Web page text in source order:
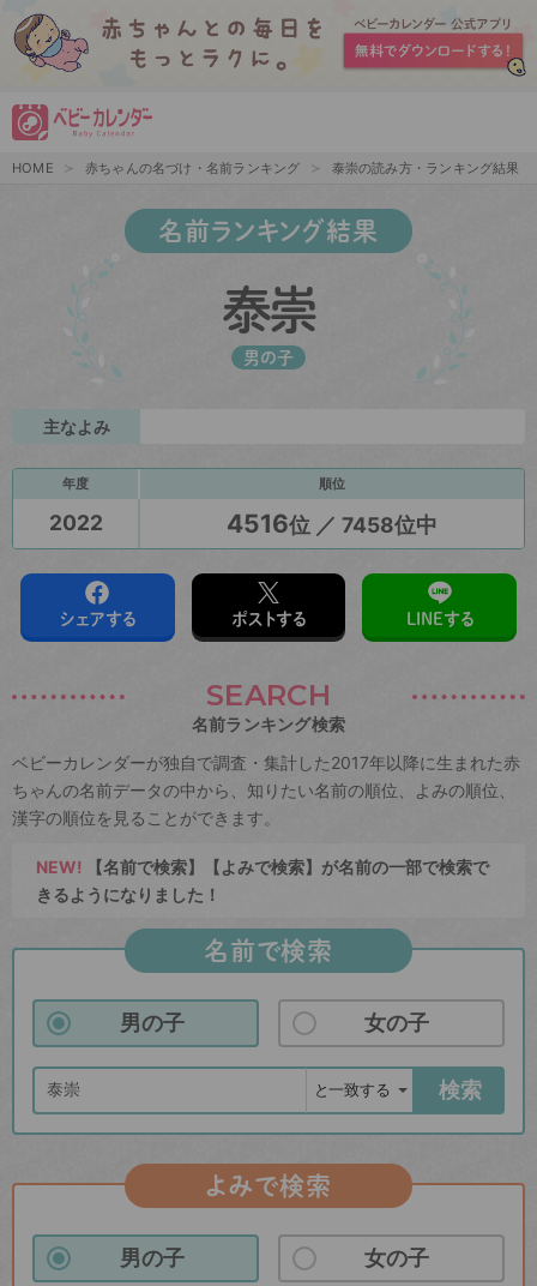
HOME 赤ちゃんの名づけ・名前ランキング 泰崇の読み方・ランキング結果
名前ランキング結果
泰崇
男の子
主なよみ
年度 順位
2022 4516位 ／ 7458位中
シェアする ポストする LINEする
SEARCH
名前ランキング検索
ベビーカレンダーが独自で調査・集計した2017年以降に生まれた赤
ちゃんの名前データの中から、知りたい名前の順位、よみの順位、
漢字の順位を見ることができます。
NEW! 【名前で検索】【よみで検索】が名前の一部で検索で
きるようになりました！
名前で検索
男の子 女の子
検索
よみで検索
男の子 女の子